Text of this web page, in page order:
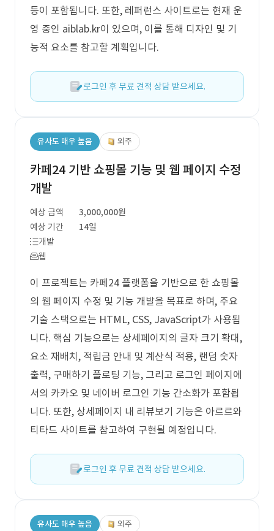
등이 포함됩니다. 또한, 레퍼런스 사이트로는 현재 운
영 중인 aiblab.kr이 있으며, 이를 통해 디자인 및 기
능적 요소를 참고할 계획입니다.
로그인 후 무료 견적 상담 받으세요.
유사도 매우 높음 외주
카페24 기반 쇼핑몰 기능 및 웹 페이지 수정
개발
예상 금액
3,000,000원
예상 기간
14일
개발
웹
이 프로젝트는 카페24 플랫폼을 기반으로 한 쇼핑몰
의 웹 페이지 수정 및 기능 개발을 목표로 하며, 주요
기술 스택으로는 HTML, CSS, JavaScript가 사용됩
니다. 핵심 기능으로는 상세페이지의 글자 크기 확대,
요소 재배치, 적립금 안내 및 계산식 적용, 랜덤 숫자
출력, 구매하기 플로팅 기능, 그리고 로그인 페이지에
서의 카카오 및 네이버 로그인 기능 간소화가 포함됩
니다. 또한, 상세페이지 내 리뷰보기 기능은 아르르와
티타드 사이트를 참고하여 구현될 예정입니다.
로그인 후 무료 견적 상담 받으세요.
유사도 매우 높음 외주